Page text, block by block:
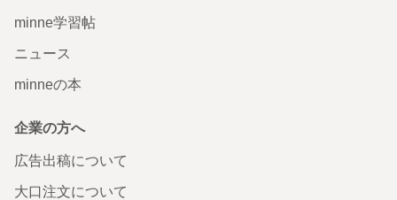
minne学習帖
ニュース
minneの本
企業の方へ
広告出稿について
大口注文について